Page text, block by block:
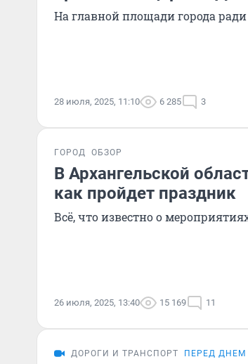
На главной площади города ради
28 июля, 2025, 11:10 6 285 3
ГОРОД ОБЗОР
В Архангельской
как пройдет праздник
Всё, что известно о
26 июля, 2025, 13:40 15 169 11
ДОРОГИ И ТРАНСПОРТ ПЕРЕД